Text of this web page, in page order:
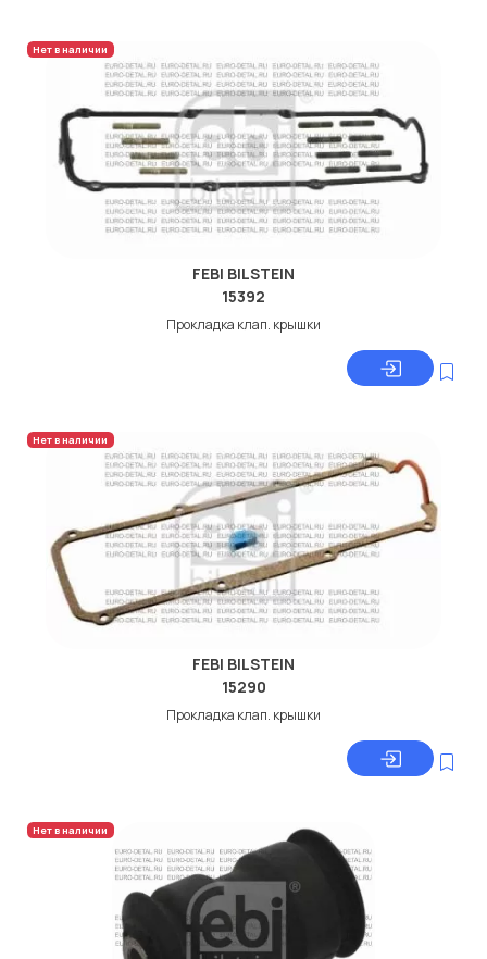
Нет в наличии
FEBI BILSTEIN
15392
Прокладка клап. крышки
Нет в наличии
FEBI BILSTEIN
15290
Прокладка клап. крышки
Нет в наличии